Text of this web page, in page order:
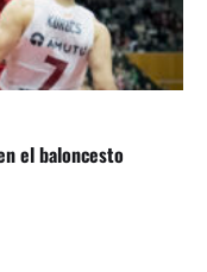
el baloncesto